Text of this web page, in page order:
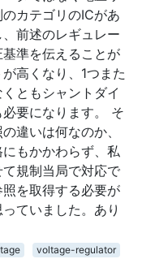
カテゴリのICがあ
前述のレギュレー
準を伝えることが
高くなり、1つまた
ともシャントダイ
要になります。 そ
違いは何なのか、
もかかわらず、私
規制当局で対応で
を取得する必要が
ていました。あり
voltage-regulator